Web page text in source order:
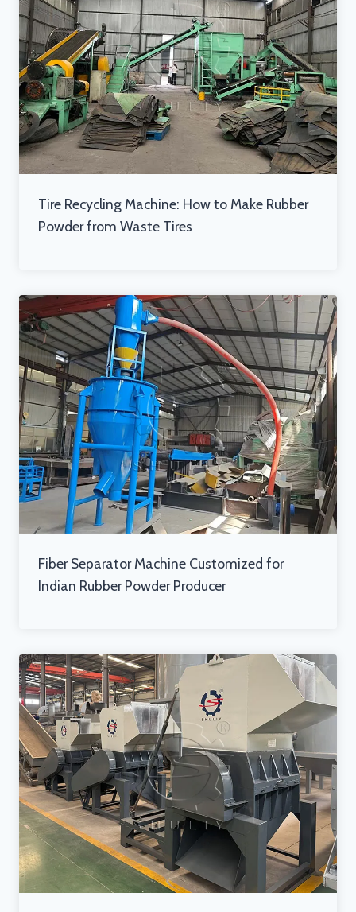
Tire Recycling Machine: How to Make Rubber
Powder from Waste Tires
Fiber Separator Machine Customized for
Indian Rubber Powder Producer